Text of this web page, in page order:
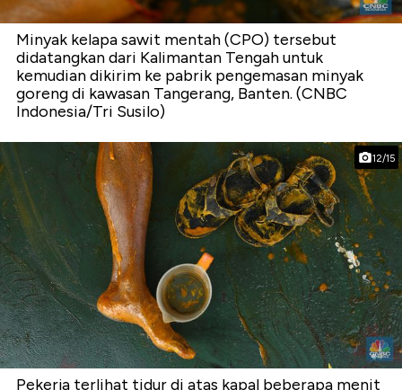
Minyak kelapa sawit mentah (CPO) tersebut
didatangkan dari Kalimantan Tengah untuk
kemudian dikirim ke pabrik pengemasan minyak
goreng di kawasan Tangerang, Banten. (CNBC
Indonesia/Tri Susilo)
12/15
Pekerja terlihat tidur di atas kapal beberapa menit